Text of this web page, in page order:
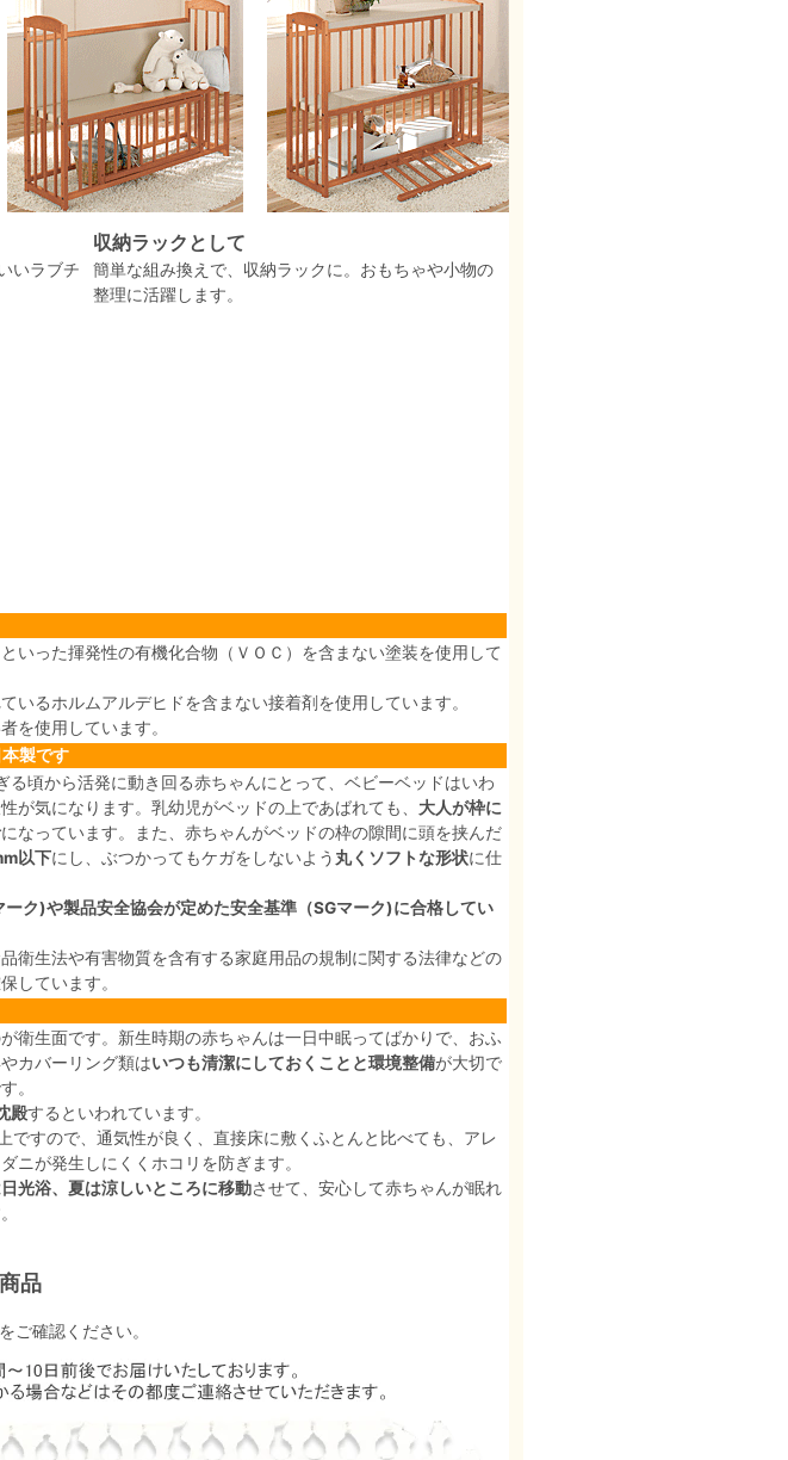
いラブチ
収納ラックとして
簡単な組み換えで、収納ラックに。おもちゃや小物の
整理に活躍します。
いった揮発性の有機化合物（ＶＯＣ）を含まない塗装を使用して
いるホルムアルデヒドを含まない接着剤を使用しています。
を使用しています。
製です
頃から活発に動き回る赤ちゃんにとって、ベビーベッドはいわ
が気になります。乳幼児がベッドの上であばれても、 大人が枠に
になっています。また、赤ちゃんがベッドの枠の隙間に頭を挟んだ
以下にし、ぶつかってもケガをしないよう 丸くソフトな形状に仕
ーク)や製品安全協会が定めた安全基準（SGマーク)に合格してい
衛生法や有害物質を含有する家庭用品の規制に関する法律などの
しています。
衛生面です。新生時期の赤ちゃんは一日中眠ってばかりで、おふ
カバーリング類はいつも清潔にしておくことと環境整備が大切で
。
殿するといわれています。
すので、通気性が良く、直接床に敷くふとんと比べても、アレ
ニが発生しにくくホコリを防ぎます。
光浴、夏は涼しいところに移動させて、安心して赤ちゃんが眠れ
品
をご確認ください。